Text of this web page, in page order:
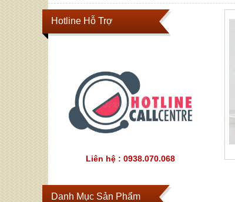
Hotline Hỗ Trợ
Liên hệ : 0938.070.068
Danh Mục Sản Phẩm